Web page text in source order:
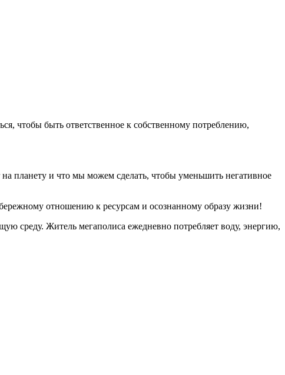
чтобы быть ответственное к собственному потреблению,
планету и что мы можем сделать, чтобы уменьшить негативное
отношению к ресурсам и осознанному образу жизни!
среду. Житель мегаполиса ежедневно потребляет воду, энергию,